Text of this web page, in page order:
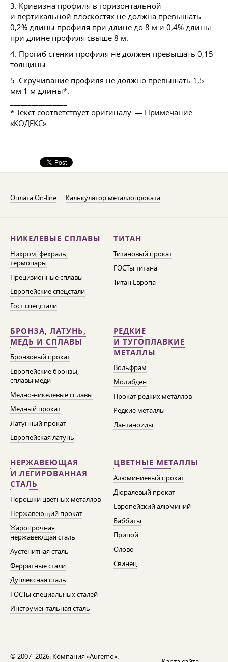
3. Кривизна профиля в горизонтальной
и вертикальной плоскостях не должна превышать
0,2% длины профиля при длине до 8 м и 0,4% длины
при длине профиля свыше 8 м.
4. Прогиб стенки профиля не должен превышать 0,15
толщины.
5. Скручивание профиля не должно превышать 1,5
мм 1 м длины*.
* Текст соответствует оригиналу. — Примечание
«КОДЕКС».
Оплата On-line Калькулятор металлопроката
НИКЕЛЕВЫЕ СПЛАВЫ
Нихром, фехраль,
термопары
Прецизионные сплавы
Европейские спецстали
Гост спецстали
ТИТАН
Титановый прокат
ГОСТы титана
Титан Европа
БРОНЗА, ЛАТУНЬ,
МЕДЬ И СПЛАВЫ
Бронзовый прокат
Европейские бронзы,
сплавы меди
Медно-никелевые сплавы
Медный прокат
Латунный прокат
Европейская латунь
РЕДКИЕ
И ТУГОПЛАВКИЕ
МЕТАЛЛЫ
Вольфрам
Молибден
Прокат редких металлов
Редкие металлы
Лантаноиды
НЕРЖАВЕЮЩАЯ
И ЛЕГИРОВАННАЯ
СТАЛЬ
Порошки цветных металлов
Нержавеющий прокат
Жаропрочная
нержавеющая сталь
Аустенитная сталь
Ферритные стали
Дуплексная сталь
ГОСТы специальных сталей
Инструментальная сталь
ЦВЕТНЫЕ МЕТАЛЛЫ
Алюминиевый прокат
Дюралевый прокат
Европейский алюминий
Баббиты
Припой
Олово
Свинец
© 2007–2026. Компания «Auremo».